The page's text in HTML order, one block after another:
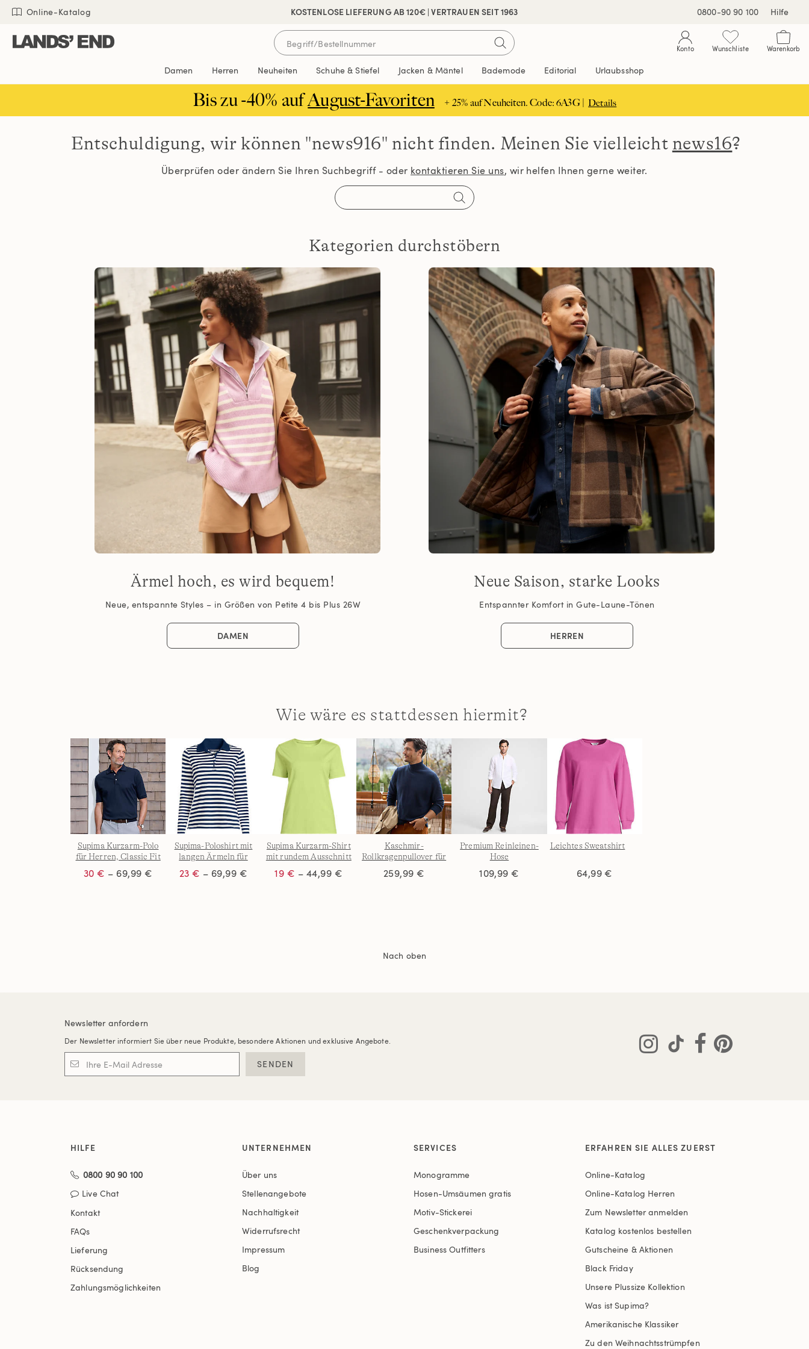
Direkt
Inhalt
Direkt
Navigation
Direkt
Suche
KOSTENLOSE LIEFERUNG AB 120€ | VERTRAUEN SEIT 1963
🔒 SICHER BEZAHLEN
Online-Katalog 0800-90 90 100 Hilfe
Konto Wunschliste Warenkorb
Damen Herren Neuheiten Schuhe & Stiefel Jacken & Mäntel Bademode Editorial Urlaubsshop
Bis zu -40% aufAugust-Favoriten + 25% auf Neuheiten. Code: 6A3G | Details
Entschuldigung, wir können "news916" nicht finden. Meinen Sie vielleicht news16?
Überprüfen oder ändern Sie Ihren Suchbegriff - oder kontaktieren Sie uns, wir helfen Ihnen gerne weiter.
Kategorien durchstöbern
Ärmel hoch, es wird bequem!
Neue, entspannte Styles – in Größen von Petite 4 bis Plus 26W
DAMEN
Neue Saison, starke Looks
Entspannter Komfort in Gute-Laune-Tönen
HERREN
Wie wäre es stattdessen hiermit?
Supima Kurzarm-Polo
für Herren, Classic Fit
30 € – 69,99 €
Supima-Poloshirt mit
langen Ärmeln für
23 € – 69,99 €
Supima Kurzarm-Shirt
mit rundem Ausschnitt
19 € – 44,99 €
Kaschmir-
Rollkragenpullover für
259,99 €
Premium Reinleinen-
Hose
109,99 €
Leichtes Sweatshirt
64,99 €
Nach oben
Newsletter anfordern
Der Newsletter informiert Sie über neue Produkte, besondere Aktionen und exklusive Angebote.
SENDEN
HILFE
0800 90 90 100
Live Chat
Kontakt
FAQs
Lieferung
Rücksendung
Zahlungsmöglichkeiten
UNTERNEHMEN
Über uns
Stellenangebote
Nachhaltigkeit
Widerrufsrecht
Impressum
Blog
SERVICES
Monogramme
Hosen-Umsäumen gratis
Motiv-Stickerei
Geschenkverpackung
Business Outfitters
ERFAHREN SIE ALLES ZUERST
Online-Katalog
Online-Katalog Herren
Zum Newsletter anmelden
Katalog kostenlos bestellen
Gutscheine & Aktionen
Black Friday
Unsere Plussize Kollektion
Was ist Supima?
Amerikanische Klassiker
Zu den Weihnachtsstrümpfen